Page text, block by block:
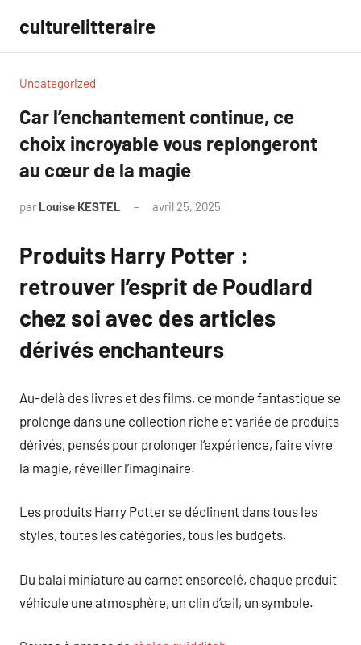
contenu
culturelitteraire
Uncategorized
Car l’enchantement continue, ce
choix incroyable vous replongeront
au cœur de la magie
par Louise KESTEL avril 25, 2025
Produits Harry Potter :
retrouver l’esprit de Poudlard
chez soi avec des articles
dérivés enchanteurs
Au-delà des livres et des films, ce monde fantastique se
prolonge dans une collection riche et variée de produits
dérivés, pensés pour prolonger l’expérience, faire vivre
la magie, réveiller l’imaginaire.
Les produits Harry Potter se déclinent dans tous les
styles, toutes les catégories, tous les budgets.
Du balai miniature au carnet ensorcelé, chaque produit
véhicule une atmosphère, un clin d’œil, un symbole.